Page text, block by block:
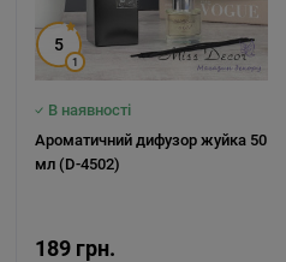
5
1
В наявності
Ароматичний дифузор жуйка 50
мл (D-4502)
189 грн.